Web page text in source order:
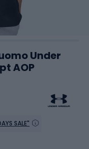
Under
AOP
SALE"